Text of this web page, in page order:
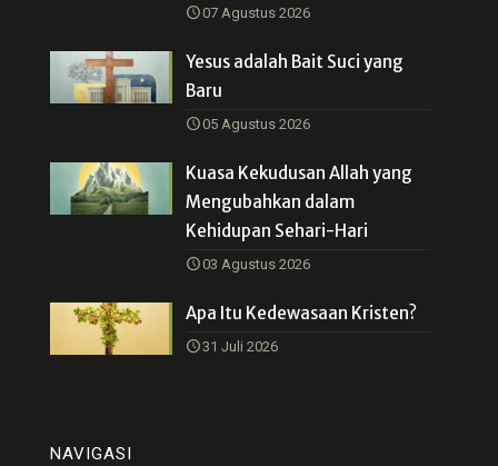
07 Agustus 2026
Yesus adalah Bait Suci yang
Baru
05 Agustus 2026
Kuasa Kekudusan Allah yang
Mengubahkan dalam
Kehidupan Sehari-Hari
03 Agustus 2026
Apa Itu Kedewasaan Kristen?
31 Juli 2026
NAVIGASI